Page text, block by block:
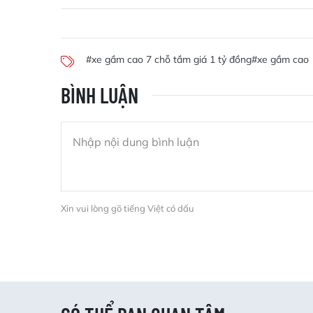
#xe gầm cao 7 chỗ tầm giá 1 tỷ đồng#xe gầm cao
BÌNH LUẬN
Xin vui lòng gõ tiếng Việt có dấu